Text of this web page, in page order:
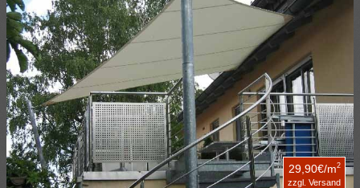
29,90€/m2
zzgl. Versand